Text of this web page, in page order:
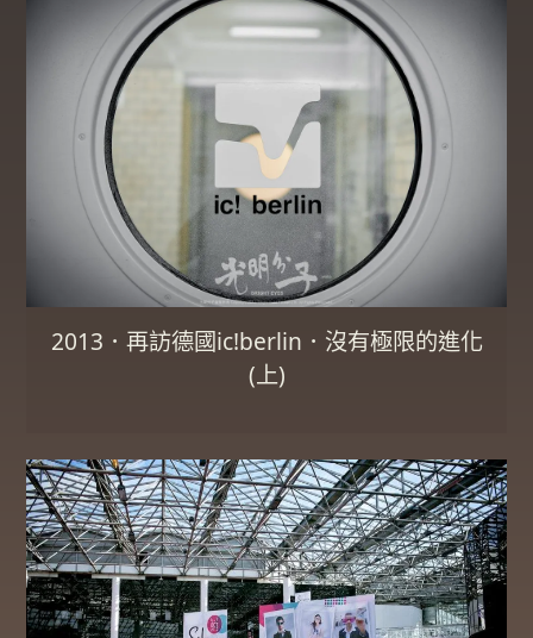
2013．再訪德國ic!berlin．沒有極限的進化
(上)